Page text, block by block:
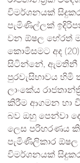
විමර්ශනයක්
පැමිණිල්ලක්
වන ඕෂල හේරත්
කොමිසමට අද
සිටින්නේ, ඇමතිනී
පුරවැසිභාවය හිමි
ලාංකේය
කිරීම ආගමන හා
බව ඔහු පෙන්වා
ලෙස පරිහරණය
පැමිණිලිකාර
විමර්ශනයක්